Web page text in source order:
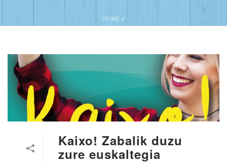
HOME /
Kaixo! Zabalik duzu
zure euskaltegia